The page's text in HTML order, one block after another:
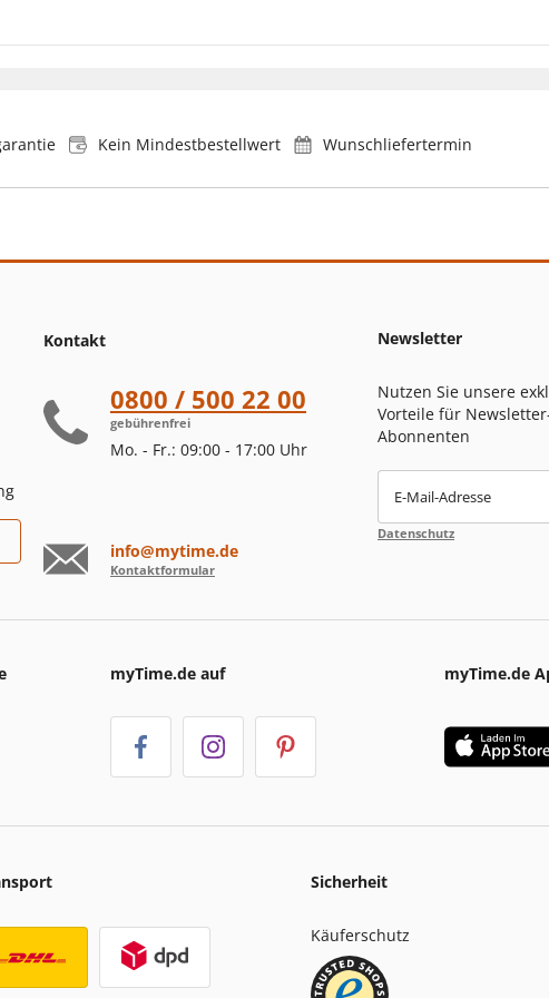
Kein Mindestbestellwert Wunschliefertermin
Kontakt
0800 / 500 22 00
gebührenfrei
Mo. - Fr.: 09:00 - 17:00 Uhr
info@mytime.de
Kontaktformular
Newsletter
Nutzen Sie unsere
Vorteile für
Abonnenten
E-Mail-Adresse
Datenschutz
myTime.de auf myTime.de
Sicherheit
Käuferschutz